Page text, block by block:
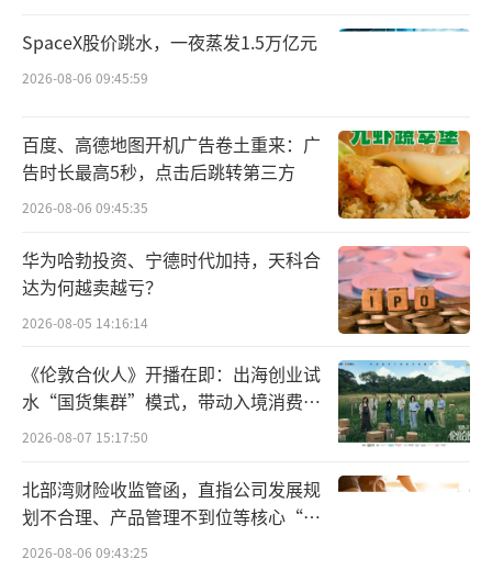
平衡状态的影响，所以对体内尿酸稳态的控制
是治疗高尿酸血症和痛风的关键。
黄酒、啤酒、白酒、葡萄酒都属于低嘌呤
食品
量：黄酒80-150mg/L；葡萄酒 4-15mg/L；啤
酒 20-100mg/L；白酒 0-5mg/L。
喝1瓶500mL10度啤酒（嘌呤含量60mg/
L）
相当于吃2个（10g）蛤蜊、1只（20g）
虾、1块（60g）豆腐（蛤蜊的嘌呤含量为3160
mg/kg；虾的嘌呤含量为1380mg/kg；豆腐的
嘌呤含量为550mg/kg）
SpaceX股价跳水，一夜蒸发1.5万亿元
2026-08-06 09:45:59
百度、高德地图开机广告卷土重来：广
告时长最高5秒，点击后跳转第三方
2026-08-06 09:45:35
华为哈勃投资、宁德时代加持，天科合
达为何越卖越亏？
2026-08-05 14:16:14
《伦敦合伙人》开播在即：出海创业试
水“国货集群”模式，带动入境消费反
向种草
2026-08-07 15:17:50
北部湾财险收监管函，直指公司发展规
划不合理、产品管理不到位等核心“痛
点”
2026-08-06 09:43:25